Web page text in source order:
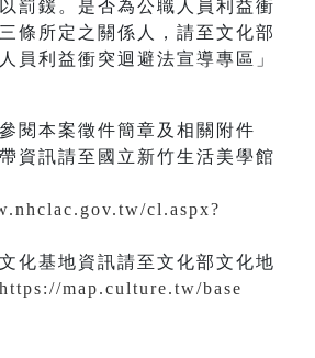
罰鍰。是否為公職人員利益衝
條所定之關係人，請至文化部
員利益衝突迴避法宣導專區」
閱本案徵件簡章及相關附件
資訊請至國立新竹生活美學館
cl.aspx?
化基地資訊請至文化部文化地
https://map.culture.tw/base